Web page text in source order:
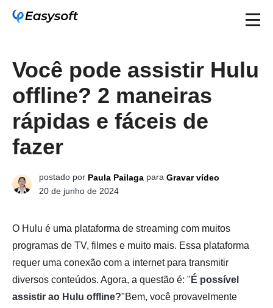
Você pode assistir Hulu
offline? 2 maneiras
rápidas e fáceis de
fazer
postado por Paula Pailaga para Gravar vídeo
20 de junho de 2024
O Hulu é uma plataforma de streaming com muitos
programas de TV, filmes e muito mais. Essa plataforma
requer uma conexão com a internet para transmitir
diversos conteúdos. Agora, a questão é: " É possível
assistir ao Hulu offline?"Bem, você provavelmente